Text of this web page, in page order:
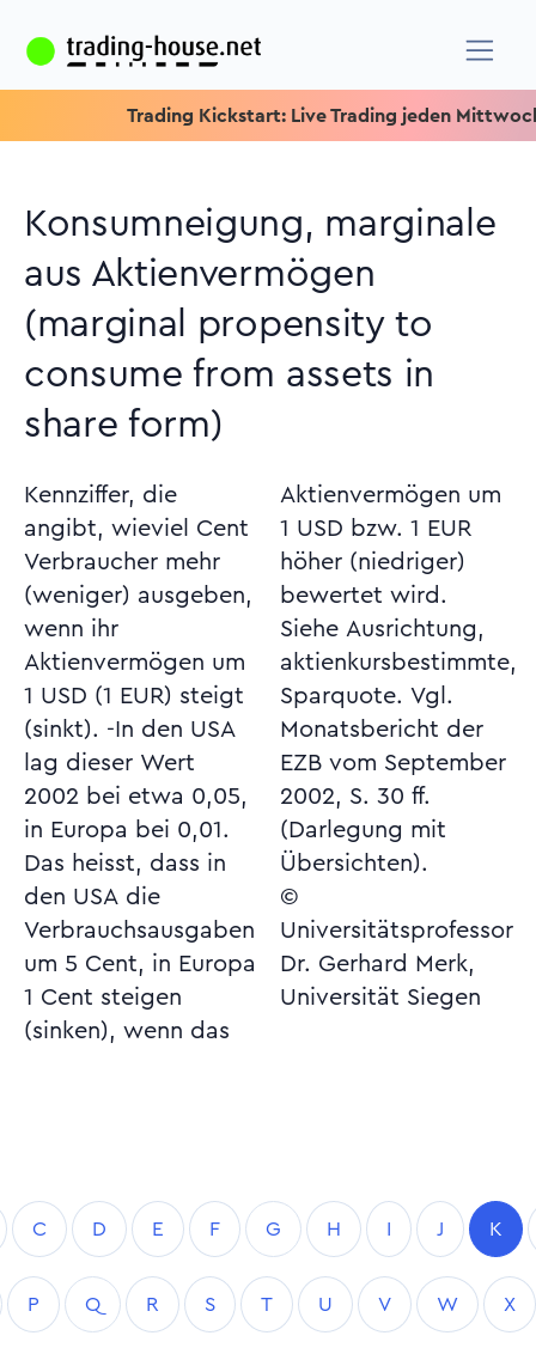
Trading Kickstart: Live Trading jeden Mittwoch um
Konsumneigung, marginale
aus Aktienvermögen
(marginal propensity to
consume from assets in
share form)
Kennziffer, die
angibt, wieviel Cent
Verbraucher mehr
(weniger) ausgeben,
wenn ihr
Aktienvermögen um
1 USD (1 EUR) steigt
(sinkt). -In den USA
lag dieser Wert
2002 bei etwa 0,05,
in Europa bei 0,01.
Das heisst, dass in
den USA die
Verbrauchsausgaben
um 5 Cent, in Europa
1 Cent steigen
(sinken), wenn das
Aktienvermögen um
1 USD bzw. 1 EUR
höher (niedriger)
bewertet wird.
Siehe Ausrichtung,
aktienkursbestimmte,
Sparquote. Vgl.
Monatsbericht der
EZB vom September
2002, S. 30 ff.
(Darlegung mit
Übersichten).
©
Universitätsprofessor
Dr. Gerhard Merk,
Universität Siegen
C D E F G H I J K
P Q R S T U V W X